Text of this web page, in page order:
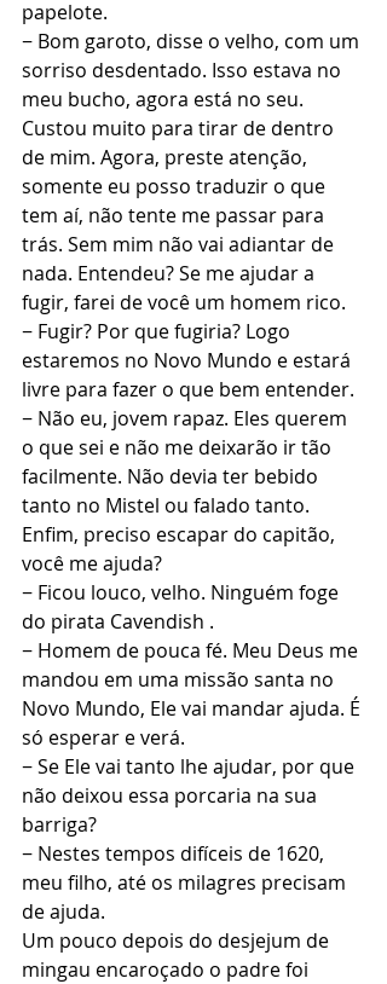
papelote.
− Bom garoto, disse o velho, com um
sorriso desdentado. Isso estava no
meu bucho, agora está no seu.
Custou muito para tirar de dentro
de mim. Agora, preste atenção,
somente eu posso traduzir o que
tem aí, não tente me passar para
trás. Sem mim não vai adiantar de
nada. Entendeu? Se me ajudar a
fugir, farei de você um homem rico.
− Fugir? Por que fugiria? Logo
estaremos no Novo Mundo e estará
livre para fazer o que bem entender.
− Não eu, jovem rapaz. Eles querem
o que sei e não me deixarão ir tão
facilmente. Não devia ter bebido
tanto no Mistel ou falado tanto.
Enfim, preciso escapar do capitão,
você me ajuda?
− Ficou louco, velho. Ninguém foge
do pirata Cavendish .
− Homem de pouca fé. Meu Deus me
mandou em uma missão santa no
Novo Mundo, Ele vai mandar ajuda. É
só esperar e verá.
− Se Ele vai tanto lhe ajudar, por que
não deixou essa porcaria na sua
barriga?
− Nestes tempos difíceis de 1620,
meu filho, até os milagres precisam
de ajuda.
Um pouco depois do desjejum de
mingau encaroçado o padre foi